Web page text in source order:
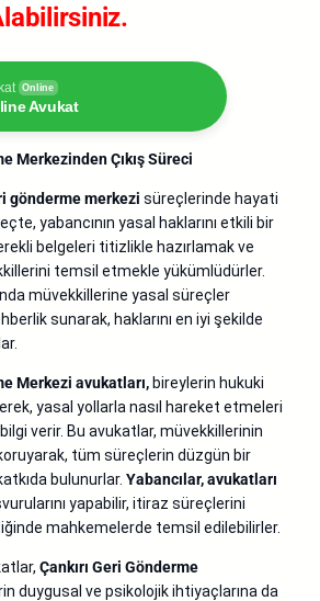
Online
Avukat
Merkezinden Çıkış Süreci
gönderme merkezi süreçlerinde hayati
yabancının yasal haklarını etkili bir
belgeleri titizlikle hazırlamak ve
temsil etmekle yükümlüdürler.
müvekkillerine yasal süreçler
sunarak, haklarını en iyi şekilde
Merkezi avukatları, bireylerin hukuki
yasal yollarla nasıl hareket etmeleri
verir. Bu avukatlar, müvekkillerinin
tüm süreçlerin düzgün bir
bulunurlar. Yabancılar, avukatları
yapabilir, itiraz süreçlerini
mahkemelerde temsil edilebilirler.
Çankırı Geri Gönderme
duygusal ve psikolojik ihtiyaçlarına da